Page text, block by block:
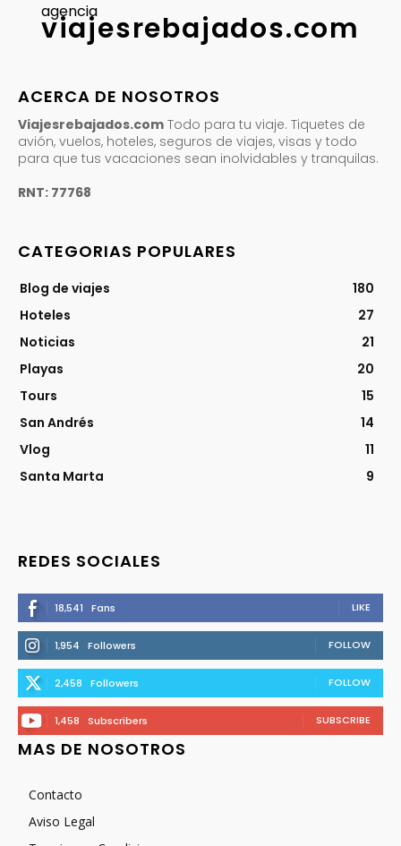
agencia
viajesrebajados.com
ACERCA DE NOSOTROS
Viajesrebajados.com Todo para tu viaje. Tiquetes de
avión, vuelos, hoteles, seguros de viajes, visas y todo
para que tus vacaciones sean inolvidables y tranquilas.
RNT: 77768
CATEGORIAS POPULARES
Blog de viajes
180
Hoteles
27
Noticias
21
Playas
20
Tours
15
San Andrés
14
Vlog
11
Santa Marta
9
REDES SOCIALES
18,541 Fans LIKE
1,954 Followers FOLLOW
2,458 Followers FOLLOW
1,458 Subscribers SUBSCRIBE
MAS DE NOSOTROS
Contacto
Aviso Legal